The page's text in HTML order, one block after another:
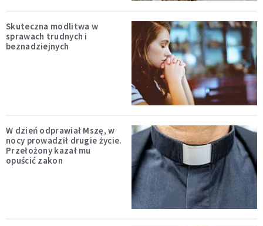
Skuteczna modlitwa w
sprawach trudnych i
beznadziejnych
W dzień odprawiał Mszę, w
nocy prowadził drugie życie.
Przełożony kazał mu
opuścić zakon